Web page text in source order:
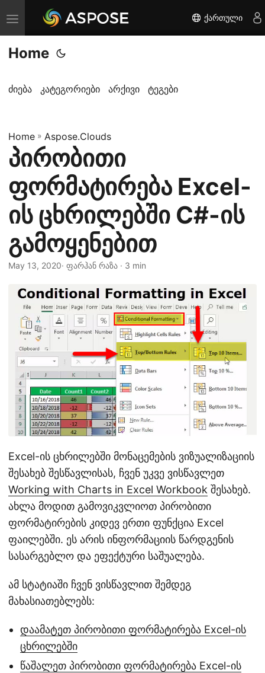
T
o
g
l
a
v
i
g
a
t
i
o
n
ქართული
Home
ძიება კატეგორიები არქივი ტეგები
Home » Aspose.Clouds
პირობითი
ფორმატირება Excel-
ის ცხრილებში C#-ის
გამოყენებით
May 13, 2020· ფარჰან რაზა · 3 min
Excel-ის ცხრილებში მონაცემების ვიზუალიზაციის
შესახებ შესწავლისას, ჩვენ უკვე ვისწავლეთ
Working with Charts in Excel Workbook შესახებ.
ახლა მოდით გამოვიკვლიოთ პირობითი
ფორმატირების კიდევ ერთი ფუნქცია Excel
ფაილებში. ეს არის ინფორმაციის წარდგენის
სასარგებლო და ეფექტური საშუალება.
ამ სტატიაში ჩვენ ვისწავლით შემდეგ
მახასიათებლებს:
დაამატეთ პირობითი ფორმატირება Excel-ის
ცხრილებში
წაშალეთ პირობითი ფორმატირება Excel-ის